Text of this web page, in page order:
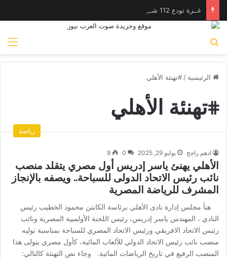
غــزة تودع 112 شـهيدًا في أكبر جـنازة جماعية منذ بدء الحـرب
الرئيسية / #تهنئة الأهلي
#تهنئة الأهلي
رياضة
ادهم راجح يوليو 29, 2025 0
9
الأهلي يهنئ ياسر إدريس أول مصري يتقلد منصب
نائب رئيس الاتحاد الدولى للسباحة.. ويصفه بالإنجاز
المشرف للرياضة المصرية
هنأ مجلس إدارة نادى الأهلي برئاسة الكابتن محمود الخطيب رئيس
النادي ، المهندس ياسر إدريس، رئيس اللجنة الأولمبية المصرية ونائب
رئيس الاتحاد الافريقي ورئيس الاتحاد المصري للسباحة بمناسبة توليه
منصب نائب رئيس الاتحاد الدولي للألعاب المائية، كأول مصري يتولى هذا
المنصب الرفيع في تاريخ الرياضات المائية. وجاء نص التهنئة كالتالي: